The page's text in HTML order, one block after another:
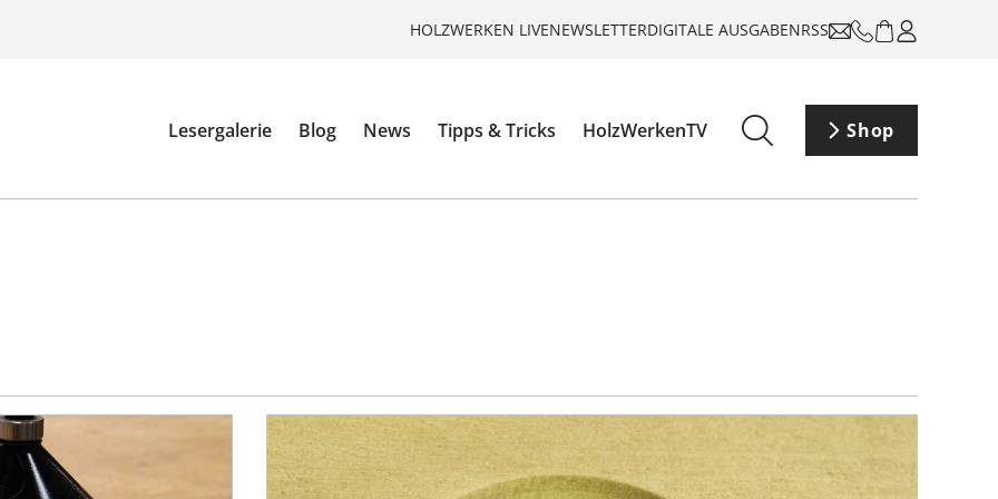
HOLZWERKEN LIVENEWSLETTERDIGITALE AUSGABENRSS
Lesergalerie Blog News Tipps & Tricks HolzWerkenTV Shop